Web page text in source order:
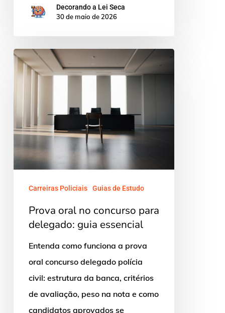
Decorando a Lei Seca
30 de maio de 2026
Prova
oral
para
delegado:
essencial
Carreiras Policiais Guias de Estudo
Prova oral no concurso para
delegado: guia essencial
Entenda como funciona a prova
oral concurso delegado polícia
civil: estrutura da banca, critérios
de avaliação, peso na nota e como
candidatos aprovados se